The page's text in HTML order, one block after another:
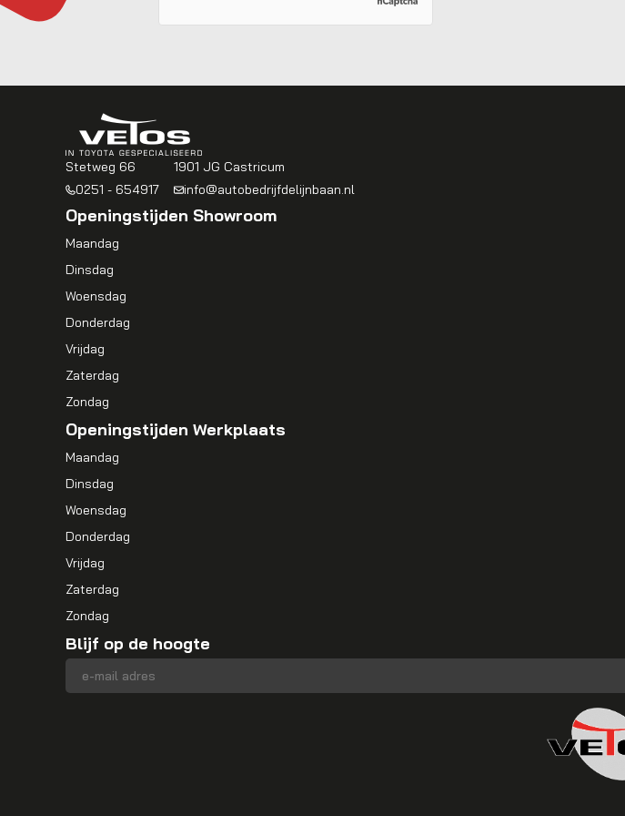
Stetweg 66
1901 JG Castricum
0251 - 654917
info@autobedrijfdelijnbaan.nl
Openingstijden Showroom
Maandag
Dinsdag
Woensdag
Donderdag
Vrijdag
Zaterdag
Zondag
Openingstijden Werkplaats
Maandag
Dinsdag
Woensdag
Donderdag
Vrijdag
Zaterdag
Zondag
Blijf op de hoogte
E-mailadres